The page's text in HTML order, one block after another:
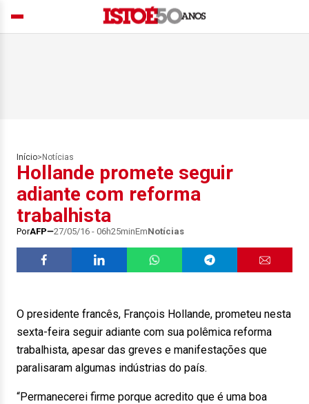
Início> Notícias
Hollande promete seguir
adiante com reforma
trabalhista
PorAFP 27/05/16 - 06h25minEmNotícias
O presidente francês, François Hollande, prometeu nesta
sexta-feira seguir adiante com sua polêmica reforma
trabalhista, apesar das greves e manifestações que
paralisaram algumas indústrias do país.
“Permanecerei firme porque acredito que é uma boa